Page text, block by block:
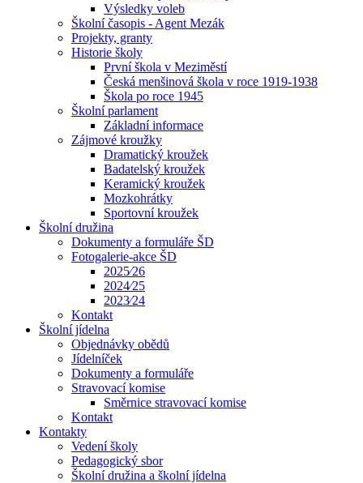
Výsledky voleb
Školní časopis - Agent Mezák
Projekty, granty
Historie školy
První škola v Meziměstí
Česká menšinová škola v roce 1919-1938
Škola po roce 1945
Školní parlament
Základní informace
Zájmové kroužky
Dramatický kroužek
Badatelský kroužek
Keramický kroužek
Mozkohrátky
Sportovní kroužek
Školní družina
Dokumenty a formuláře ŠD
Fotogalerie-akce ŠD
2025⁄26
2024⁄25
2023⁄24
Kontakt
Školní jídelna
Objednávky obědů
Jídelníček
Dokumenty a formuláře
Stravovací komise
Směrnice stravovací komise
Kontakt
Kontakty
Vedení školy
Pedagogický sbor
Školní družina a školní jídelna